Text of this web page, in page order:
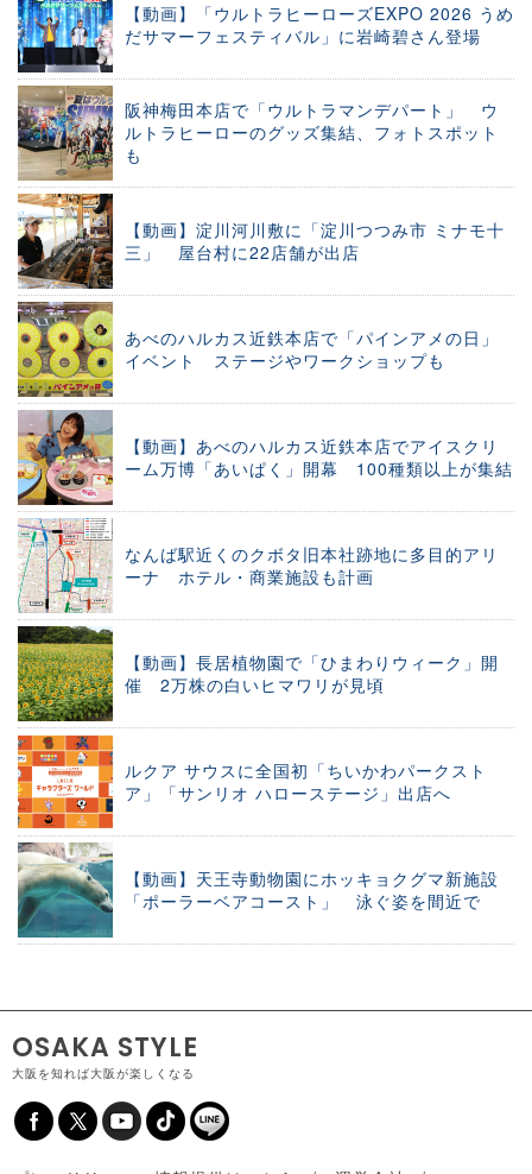
【動画】「ウルトラヒーローズEXPO 2026 うめ
だサマーフェスティバル」に岩崎碧さん登場
阪神梅田本店で「ウルトラマンデパート」 ウ
ルトラヒーローのグッズ集結、フォトスポット
も
【動画】淀川河川敷に「淀川つつみ市 ミナモ十
三」 屋台村に22店舗が出店
あべのハルカス近鉄本店で「パインアメの日」
イベント ステージやワークショップも
【動画】あべのハルカス近鉄本店でアイスクリ
ーム万博「あいぱく」開幕 100種類以上が集結
なんば駅近くのクボタ旧本社跡地に多目的アリ
ーナ ホテル・商業施設も計画
【動画】長居植物園で「ひまわりウィーク」開
催 2万株の白いヒマワリが見頃
ルクア サウスに全国初「ちいかわパークスト
ア」「サンリオ ハローステージ」出店へ
【動画】天王寺動物園にホッキョクグマ新施設
「ポーラーベアコースト」 泳ぐ姿を間近で
OSAKA STYLE
大阪を知れば大阪が楽しくなる